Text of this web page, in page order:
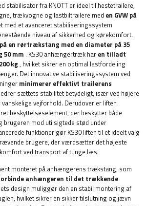
stabilisator fra KNOTT er ideel til hestetrailere,
trækvogne og lastbiltrailere med en GVW på
med et avanceret stabiliseringssystem
niveau af sikkerhed og kørekomfort.
på en rørtrækstang med en diameter på 35
50 mm . KS30 anhængertræk har en tilladt
kg , hvilket sikrer en optimal lastfordeling
Det innovative stabiliseringssystem ved
minimerer effektivt trailerens
sættets stabilitet betydeligt, især ved højere
vejforhold. Derudover er liften
beskyttelseselement, der beskytter både
brugeren mod utilsigtede stød under
funktioner gør KS30 liften til et ideelt valg
brugere, der værdsætter det højeste
ved transport af tunge læs.
monteret på anhængerens trækstang, som
anhængeren til det trækkende
design muliggør den en stabil montering af
hvilket sikrer en sikker tilslutning og jævn